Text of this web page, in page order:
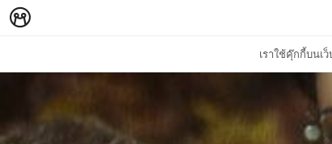
เราใช้คุ๊กกี้บนเ